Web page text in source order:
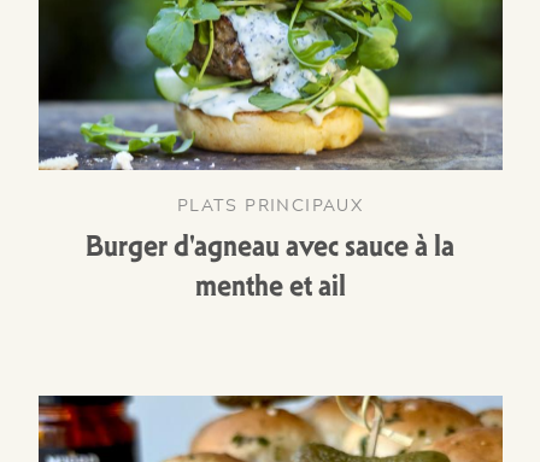
PLATS PRINCIPAUX
Burger d'agneau avec sauce à la
menthe et ail